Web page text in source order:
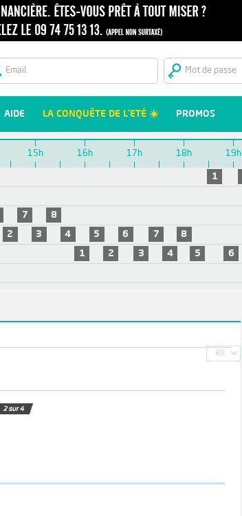
AIDE LA CONQUÊTE DE L'ETÉ ☀️ PROMOS
15h 16h 17h 18h 19h
1
7
8
2 3 4 5 6 7
8
1
2 3 4 5 6
R5